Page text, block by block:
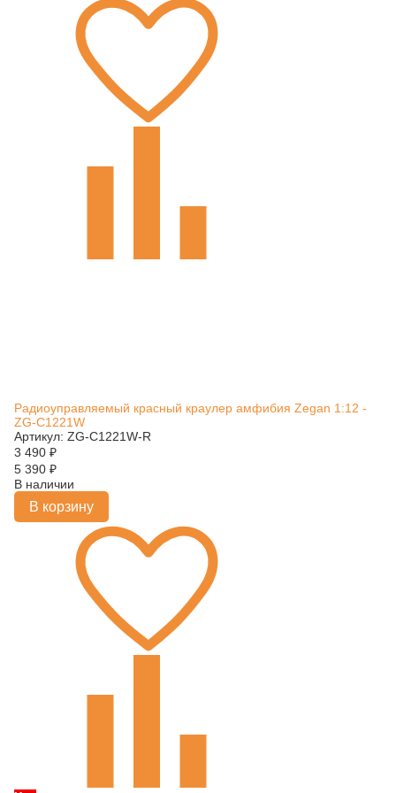
Радиоуправляемый красный краулер амфибия Zegan 1:12 -
ZG-C1221W
Артикул: ZG-C1221W-R
3 490 ₽
5 390 ₽
В наличии
В корзину